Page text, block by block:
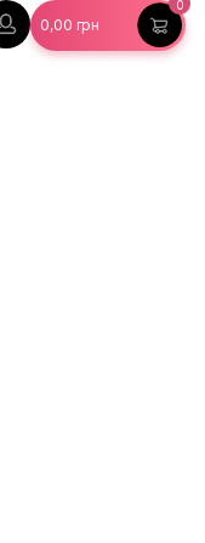
0,00 грн
0